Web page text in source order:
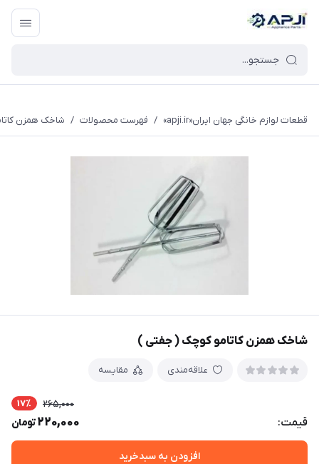
قطعات یدکی و جانبی لوازم خانگی جهان ایران
قطعات لوازم خانگی جهان ایران«apji.ir» / فهرست محصولات / شاخک همزن
شاخک همزن کاتامو کوچک ( جفتی )
علاقه‌مندی مقایسه
قیمت:
265,000 17٪
220,000تومان
افزودن به سبدخرید